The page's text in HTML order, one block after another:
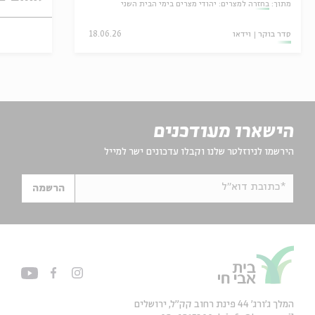
מתוך: בחזרה למצרים: יהודי מצרים בימי הבית השני
סדר בוקר וידאו 18.06.26
הישארו מעודכנים
הירשמו לניוזלטר שלנו וקבלו עדכונים ישר למייל
*כתובת דוא"ל הרשמה
המלך ג'ורג' 44 פינת רחוב קק״ל, ירושלים